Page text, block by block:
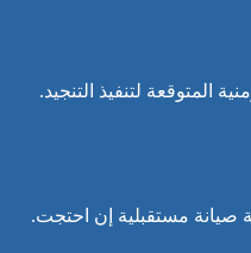
المتوقعة لتنفيذ التنجيد.
مستقبلية إن احتجت.